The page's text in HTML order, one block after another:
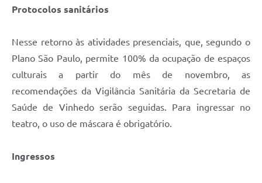
Protocolos sanitários
Nesse retorno às atividades presenciais, que, segundo o
Plano São Paulo, permite 100% da ocupação de espaços
culturais a partir do mês de novembro, as
recomendações da Vigilância Sanitária da Secretaria de
Saúde de Vinhedo serão seguidas. Para ingressar no
teatro, o uso de máscara é obrigatório.
Ingressos